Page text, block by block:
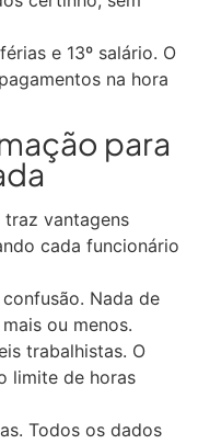
e 13º salário. O
na hora
para
vantagens
cada funcionário
Nada de
ou menos.
trabalhistas. O
limite de horas
Todos os dados